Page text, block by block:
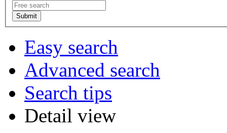
Easy search
Advanced search
Search tips
Detail view